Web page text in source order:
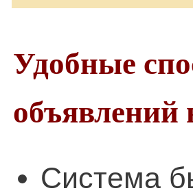
Удобные
объявлений
Система